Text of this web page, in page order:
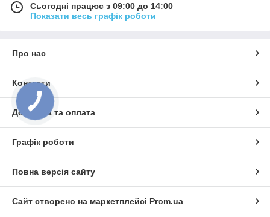
Сьогодні працює з 09:00 до 14:00
Показати весь графік роботи
Про нас
Контакти
Доставка та оплата
Графік роботи
Повна версія сайту
Сайт створено на маркетплейсі Prom.ua